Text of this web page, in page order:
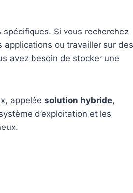
Si vous recherchez
ou travailler sur des
avez besoin de stocker une
appelée solution hybride,
d’exploitation et les